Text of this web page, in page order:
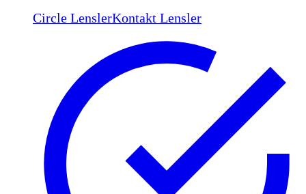
Circle LenslerKontakt Lensler